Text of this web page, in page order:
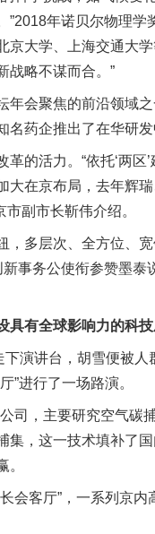
”2018年诺贝尔物理
京大学、上海交通大
战略不谋而合。”
聚焦的前沿领域之
名药企推出了在华研
活力。“依托‘两区’
大在京布局，去年辉
市副市长靳伟介绍。
层次、全方位、宽
新事务公使衔参赞墨
有全球影响力的科技
讲台，胡雪便被人
”进行了一场路演。
，主要研究空气碳
集，这一技术填补了
。
客厅”，一系列京内